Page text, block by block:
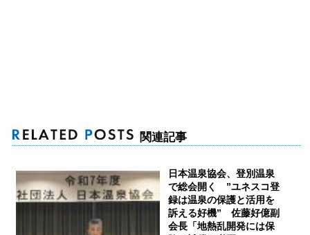
関連記事
日本温泉協会、登別温泉
で総会開く ”ユネスコ登
録は温泉の保護と活用を
訴える好機” 佐藤好億副
会長「地熱乱開発には保